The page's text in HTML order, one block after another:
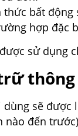
bất động
hợp đặc
sử dụng
sẽ
nào đến